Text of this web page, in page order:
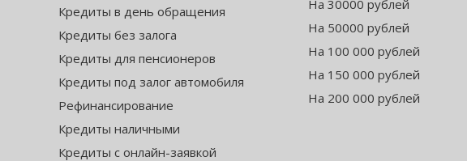
Кредиты в день обращения
Кредиты без залога
Кредиты для пенсионеров
Кредиты под залог автомобиля
Рефинансирование
Кредиты наличными
Кредиты с онлайн-заявкой
На 30000 рублей
На 50000 рублей
На 100 000 рублей
На 150 000 рублей
На 200 000 рублей